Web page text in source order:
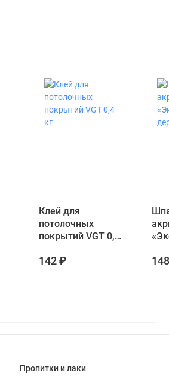
Клей для
потолочных
покрытий VGT 0,4
142 ₽
кг
Пропитки и лаки